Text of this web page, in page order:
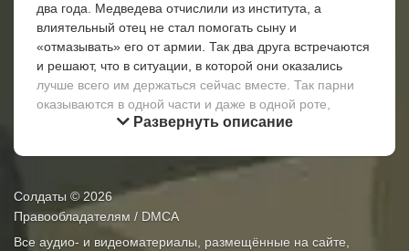
два года. Медведева отчислили из института, а
влиятельный отец не стал помогать сыну и
«отмазывать» его от армии. Так два друга встречаются
и решают, что в ситуации, в которой они оказались
лучше всего им держаться сейчас вместе. Так парни
оказываются в одной части и даже в одной роте,
быстро осваивают армейскую службу.
Сначала парням приходится непросто, их обижают и
иногда даже бьют старослужащие, особенно достается
Медведеву, который ведет себя слишком «борзо» по
отношению к своим сослуживцам. Позже, Соколов
Развернуть описание
Солдаты © 2026
Правообладателям / DMCA
Все аудио- и видеоматериалы, размещённые на сайте,